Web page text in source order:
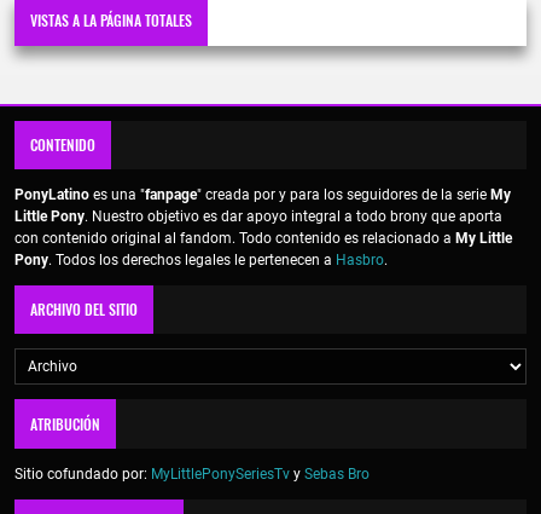
VISTAS A LA PÁGINA TOTALES
CONTENIDO
PonyLatino es una "fanpage" creada por y para los seguidores de la serie My
Little Pony. Nuestro objetivo es dar apoyo integral a todo brony que aporta
con contenido original al fandom. Todo contenido es relacionado a My Little
Pony. Todos los derechos legales le pertenecen a Hasbro.
ARCHIVO DEL SITIO
ATRIBUCIÓN
Sitio cofundado por: MyLittlePonySeriesTv y Sebas Bro